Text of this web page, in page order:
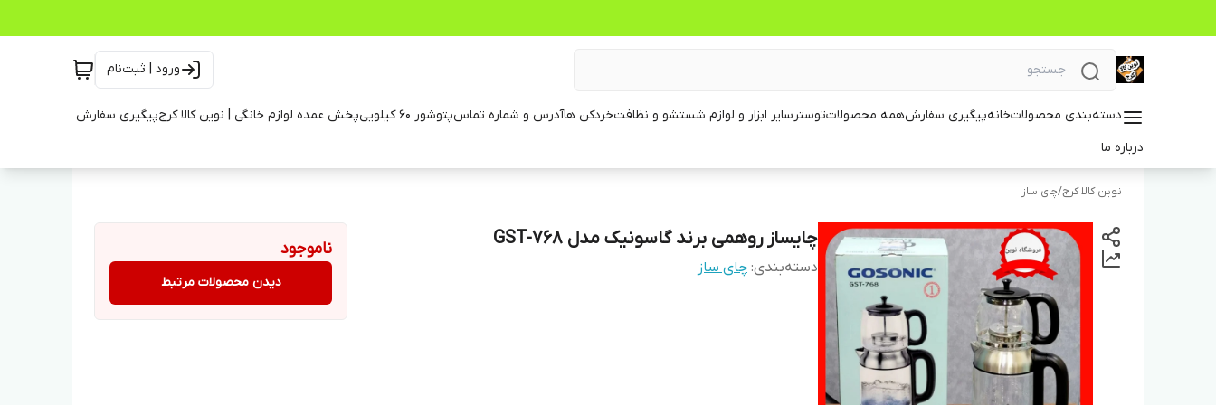
ورود | ثبت‌نام
دسته‌بندی محصولاتخانهپیگیری سفارشهمه محصولاتتوسترسایر ابزار و لوازم شستشو و نظافتخردکن هاآدرس و شماره تماسپتوشور ۶۰ کیلویی پخش عمده لوازم خانگی | نوین کالا کرجپیگیری سفارش
درباره ما
نوین کالا کرج/چای ساز
چایساز روهمی برند گاسونیک مدل GST-768
دسته‌بندی: چای ساز
ناموجود
دیدن محصولات مرتبط